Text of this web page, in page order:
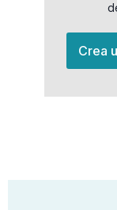
Crea